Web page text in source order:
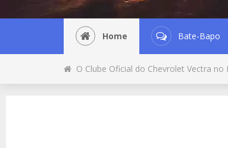
Home Bate-Bapo
O Clube Oficial do Chevrolet Vectra no